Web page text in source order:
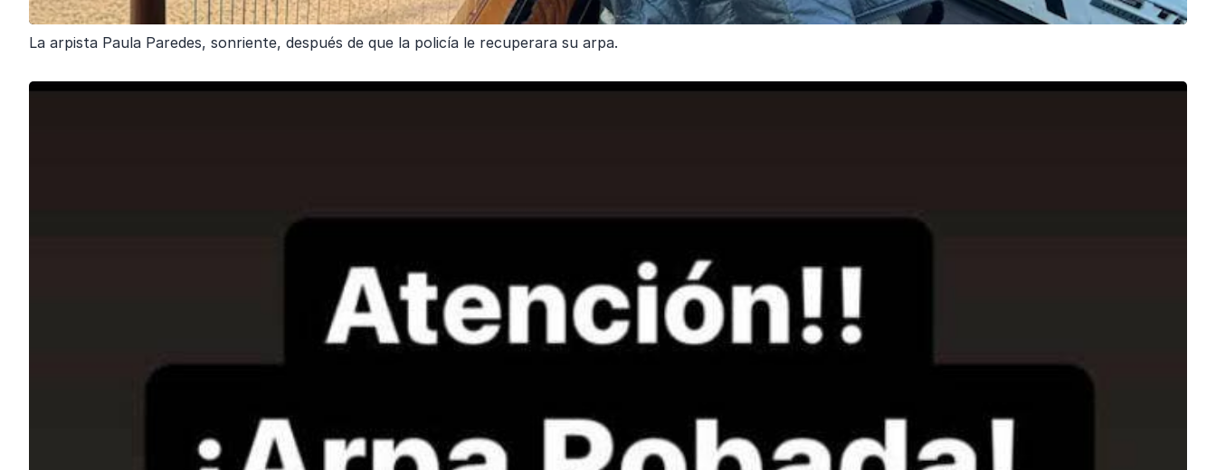
La arpista Paula Paredes, sonriente, después de que la policía le recuperara su arpa.